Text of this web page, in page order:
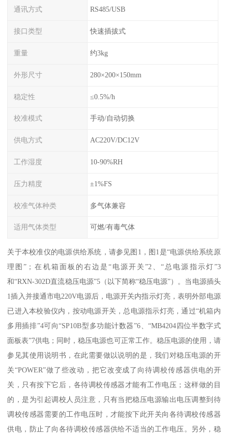
通讯方式 RS485/USB
接口类型 快速插拔式
重量 约3kg
外形尺寸 280×200×150mm
稳定性 ≤0.5%/h
校准模式 手动/自动切换
供电方式 AC220V/DC12V
工作湿度 10-90%RH
压力精度 ±1%FS
校准气体种类 多气体兼容
适用气体类型 可燃/有毒气体
关于本校准仪的电源供给系统，请参见图1，图1是“电源供给系统原
理图”；在机箱面板的右边是“电源开关”2、“总电源指示灯”3
和“RXN-302D直流稳压电源”5（以下简称“稳压电源”）。当电源插头
1插入并接通市电220V电源后，电源开关内指示灯亮，表明外部电源
已进入本校验仪内，按动电源开关，总电源指示灯亮，通过“机箱内
多用插排”4可向“SP10B型多功能计数器”6、“MB4204四位半数字式
面板表”7供电；同时，稳压电源也可正常工作。稳压电源的使用，请
参见其使用说明书，在此需要做以说明的是，我们对稳压电源的开
关“POWER”做了些改动，把它改变成了向待调校传感器供电的开
关，只有按下它后，各待调校传感器才能有工作电压；这样做的目
的，是为引起调校人员注意，只有当把稳压电源输出电压调整到待
调校传感器需要的工作电压时，才能按下此开关向各待调校传感器
供电，防止了向各待调校传感器供给不适当的工作电压。另外，稳